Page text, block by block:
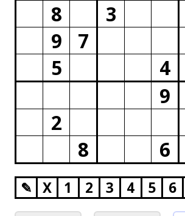
8
3
9
7
5
4
9
2
8
6
✎ X 1 2 3 4 5 6